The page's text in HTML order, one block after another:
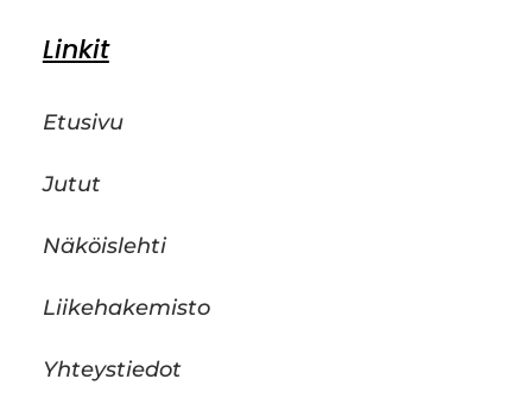
Linkit
Etusivu
Jutut
Näköislehti
Liikehakemisto
Yhteystiedot